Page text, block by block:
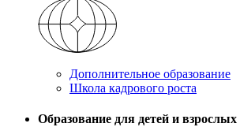
Дополнительное образование
Школа кадрового роста
Образование для детей и взрослых